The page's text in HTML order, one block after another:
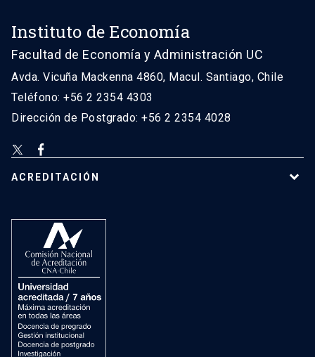
Instituto de Economía
Facultad de Economía y Administración UC
Avda. Vicuña Mackenna 4860, Macul. Santiago, Chile
Teléfono: +56 2 2354 4303
Dirección de Postgrado: +56 2 2354 4028
ACREDITACIÓN